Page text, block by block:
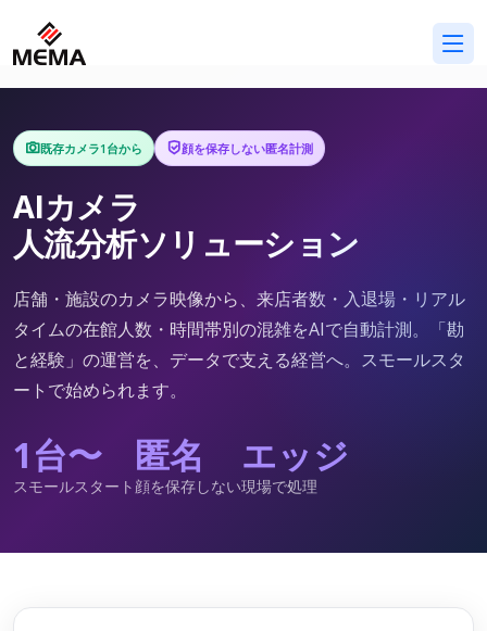
既存カメラ1台から 顔を保存しない匿名計測
AIカメラ
人流分析ソリューション
店舗・施設のカメラ映像から、来店者数・入退場・リアル
タイムの在館人数・時間帯別の混雑をAIで自動計測。「勘
と経験」の運営を、データで支える経営へ。スモールスタ
ートで始められます。
1台〜
スモールスタート
匿名
顔を保存しない
エッジ
現場で処理